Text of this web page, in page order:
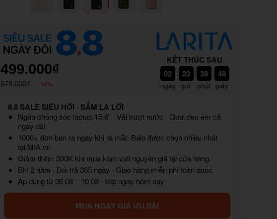
499.000₫
579.000₫ -14%
KẾT THÚC SAU
02
ngày
: 23
giờ
: 38
phút
: 47
giây
8.8 SALE SIÊU HỜI · SẮM LÀ LỜI
Ngăn chống sốc laptop 15.6" · Vải trượt nước · Quai đeo êm cả
ngày dài
1000+ đơn bán ra ngay khi ra mắt. Balo được chọn nhiều nhất
tại MIA.vn
Giảm thêm 300K khi mua kèm vali nguyên giá tại cửa hàng.
BH 2 năm · Đổi trả 365 ngày · Giao hàng miễn phí toàn quốc
Áp dụng từ 06.08 – 10.08 · Đặt ngay hôm nay
MUA NGAY GIÁ ƯU ĐÃI